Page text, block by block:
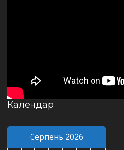
Календар
Серпень 2026